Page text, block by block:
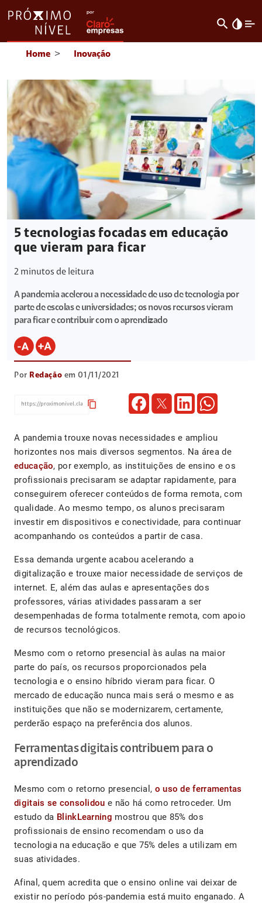
search invert_colors
Home > Inovação
5 tecnologias focadas em educação
que vieram para ficar
2 minutos de leitura
A pandemia acelerou a necessidade de uso de tecnologia por
parte de escolas e universidades; os novos recursos vieram
para ficar e contribuir com o aprendizado
Por Redação em 01/11/2021
content_copy
A pandemia trouxe novas necessidades e ampliou
horizontes nos mais diversos segmentos. Na área de
educação, por exemplo, as instituições de ensino e os
profissionais precisaram se adaptar rapidamente, para
conseguirem oferecer conteúdos de forma remota, com
qualidade. Ao mesmo tempo, os alunos precisaram
investir em dispositivos e conectividade, para continuar
acompanhando os conteúdos a partir de casa.
Essa demanda urgente acabou acelerando a
digitalização e trouxe maior necessidade de serviços de
internet. E, além das aulas e apresentações dos
professores, várias atividades passaram a ser
desempenhadas de forma totalmente remota, com apoio
de recursos tecnológicos.
Mesmo com o retorno presencial às aulas na maior
parte do país, os recursos proporcionados pela
tecnologia e o ensino híbrido vieram para ficar. O
mercado de educação nunca mais será o mesmo e as
instituições que não se modernizarem, certamente,
perderão espaço na preferência dos alunos.
Ferramentas digitais contribuem para o
aprendizado
Mesmo com o retorno presencial, o uso de ferramentas
digitais se consolidou e não há como retroceder. Um
estudo da BlinkLearning mostrou que 85% dos
profissionais de ensino recomendam o uso da
tecnologia na educação e que 75% deles a utilizam em
suas atividades.
Afinal, quem acredita que o ensino online vai deixar de
existir no período pós-pandemia está muito enganado. A